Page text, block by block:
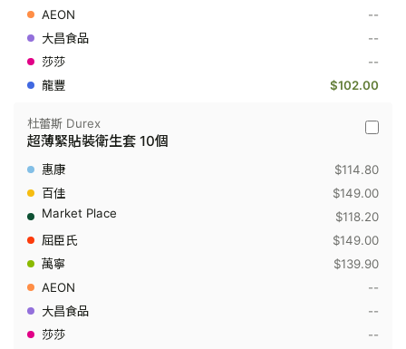
套
18
個
--
--
--
$102.00
杜
斯
Durex
-
薄
緊
貼
裝
生
個
杜蕾斯 Durex
超薄緊貼裝衛生套 10個
$114.80
$149.00
$118.20
$149.00
$139.90
--
--
--